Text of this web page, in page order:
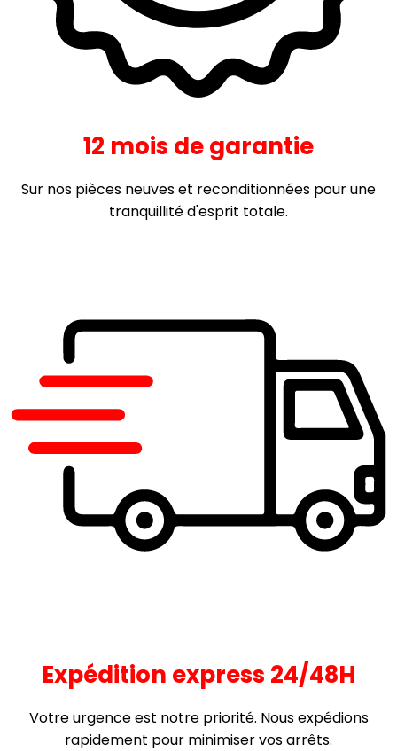
12 mois de garantie
Sur nos pièces neuves et reconditionnées pour une
tranquillité d'esprit totale.
Expédition express 24/48H
Votre urgence est notre priorité. Nous expédions
rapidement pour minimiser vos arrêts.